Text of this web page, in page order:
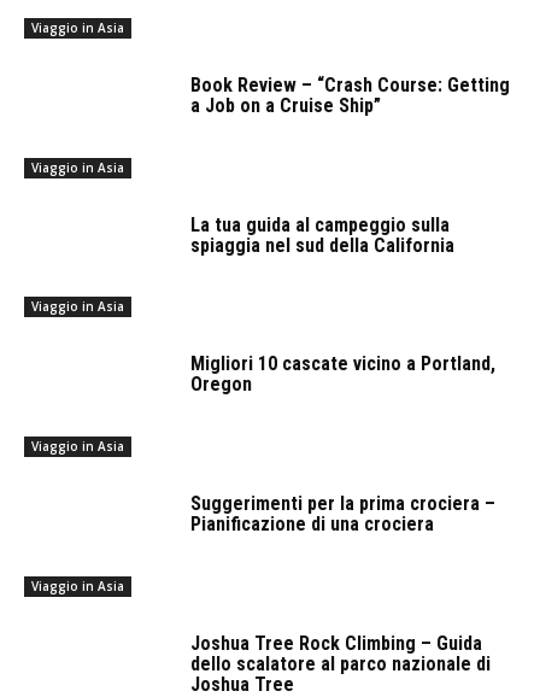
Viaggio in Asia
Viaggio in Asia
Book Review – “Crash Course: Getting
a Job on a Cruise Ship”
Viaggio in Asia
La tua guida al campeggio sulla
spiaggia nel sud della California
Viaggio in Asia
Migliori 10 cascate vicino a Portland,
Oregon
Viaggio in Asia
Suggerimenti per la prima crociera –
Pianificazione di una crociera
Joshua Tree Rock Climbing – Guida
dello scalatore al parco nazionale di
Joshua Tree